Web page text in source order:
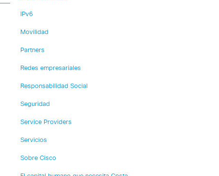
IPv6
Movilidad
Partners
Redes empresariales
Responsabilidad Social
Seguridad
Service Providers
Servicios
Sobre Cisco